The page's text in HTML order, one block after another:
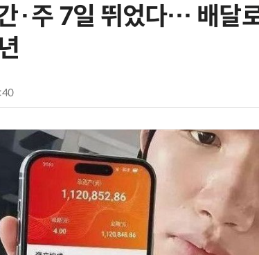
·주 7일 뛰었다… 배달
6
10 “